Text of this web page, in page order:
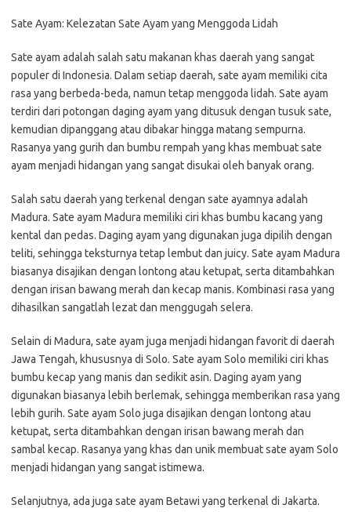
Sate Ayam: Kelezatan Sate Ayam yang Menggoda Lidah
Sate ayam adalah salah satu makanan khas daerah yang sangat
populer di Indonesia. Dalam setiap daerah, sate ayam memiliki cita
rasa yang berbeda-beda, namun tetap menggoda lidah. Sate ayam
terdiri dari potongan daging ayam yang ditusuk dengan tusuk sate,
kemudian dipanggang atau dibakar hingga matang sempurna.
Rasanya yang gurih dan bumbu rempah yang khas membuat sate
ayam menjadi hidangan yang sangat disukai oleh banyak orang.
Salah satu daerah yang terkenal dengan sate ayamnya adalah
Madura. Sate ayam Madura memiliki ciri khas bumbu kacang yang
kental dan pedas. Daging ayam yang digunakan juga dipilih dengan
teliti, sehingga teksturnya tetap lembut dan juicy. Sate ayam Madura
biasanya disajikan dengan lontong atau ketupat, serta ditambahkan
dengan irisan bawang merah dan kecap manis. Kombinasi rasa yang
dihasilkan sangatlah lezat dan menggugah selera.
Selain di Madura, sate ayam juga menjadi hidangan favorit di daerah
Jawa Tengah, khususnya di Solo. Sate ayam Solo memiliki ciri khas
bumbu kecap yang manis dan sedikit asin. Daging ayam yang
digunakan biasanya lebih berlemak, sehingga memberikan rasa yang
lebih gurih. Sate ayam Solo juga disajikan dengan lontong atau
ketupat, serta ditambahkan dengan irisan bawang merah dan
sambal kecap. Rasanya yang khas dan unik membuat sate ayam Solo
menjadi hidangan yang sangat istimewa.
Selanjutnya, ada juga sate ayam Betawi yang terkenal di Jakarta.